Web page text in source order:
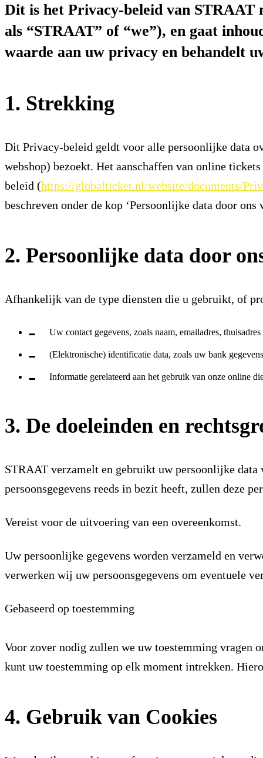
Dit is het Privacy-beleid van STRAAT
als “STRAAT” of “we”), en gaat
waarde aan uw privacy en behandelt
1. Strekking
Dit Privacy-beleid geldt voor alle persoonlijke data
webshop) bezoekt. Het aanschaffen van online
beleid (https://globalticket.nl/website/documents/
beschreven onder de kop ‘Persoonlijke data door ons
2. Persoonlijke data door
Afhankelijk van de type diensten die u gebruikt, of
Uw contact gegevens, zoals naam, emailadres,
(Elektronische) identificatie data, zoals uw bank
Informatie gerelateerd aan het gebruik van onze online
3. De doeleinden en
STRAAT verzamelt en gebruikt uw persoonlijke data
persoonsgegevens reeds in bezit heeft, zullen deze
Vereist voor de uitvoering van een overeenkomst.
Uw persoonlijke gegevens worden verzameld en
verwerken wij uw persoonsgegevens om eventuele
Gebaseerd op toestemming
Voor zover nodig zullen we uw toestemming vragen
kunt uw toestemming op elk moment intrekken.
4. Gebruik van Cookies